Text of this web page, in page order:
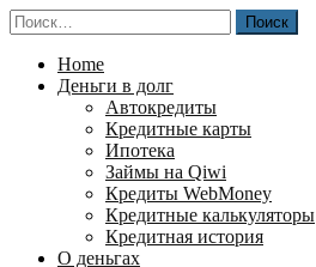
Перейти
к
содержимому
Найти:
Home
Деньги в долг
Автокредиты
Кредитные карты
Ипотека
Займы на Qiwi
Кредиты WebMoney
Кредитные калькуляторы
Кредитная история
О деньгах